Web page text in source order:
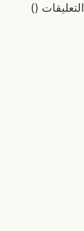
التعليقات (
)